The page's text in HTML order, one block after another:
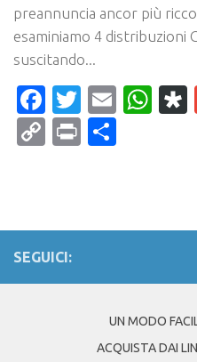
preannuncia ancor più
esaminiamo 4 distribuzioni
suscitando...
Facebook
Twitter
Email
CopyPrint
SEGUICI:
UN MODO
ACQUISTA DAI